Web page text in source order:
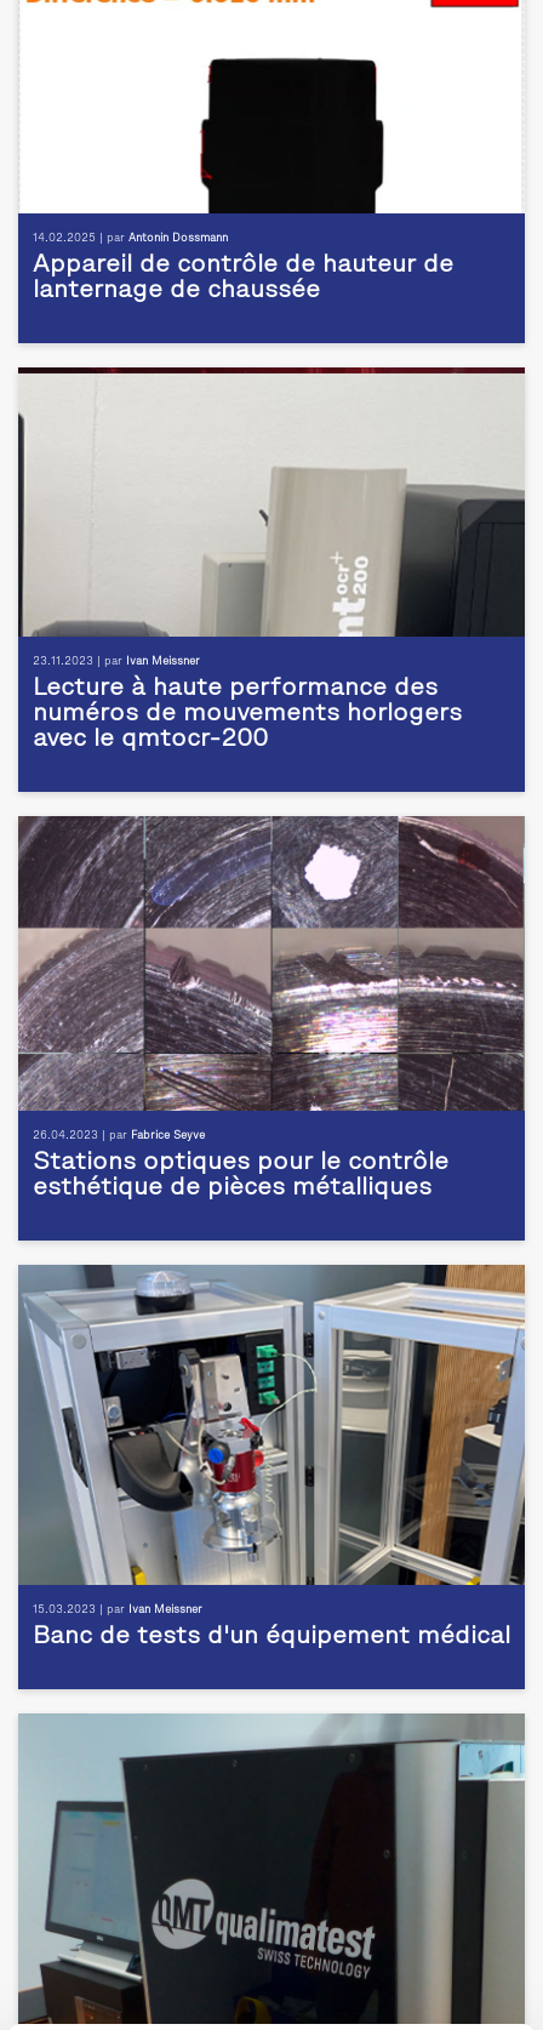
14.02.2025 | par Antonin Dossmann
Appareil de contrôle de hauteur de
lanternage de chaussée
23.11.2023 | par Ivan Meissner
Lecture à haute performance des
numéros de mouvements horlogers
avec le qmtocr-200
26.04.2023 | par Fabrice Seyve
Stations optiques pour le contrôle
esthétique de pièces métalliques
15.03.2023 | par Ivan Meissner
Banc de tests d'un équipement médical